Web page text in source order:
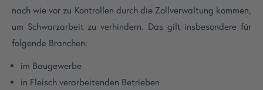
nach wie vor zu Kontrollen durch die Zollverwaltung kommen,
um Schwarzarbeit zu verhindern. Das gilt insbesondere für
folgende Branchen:
im Baugewerbe
in Fleisch verarbeitenden Betrieben